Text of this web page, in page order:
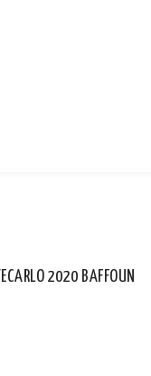
2020 BAFFOUN